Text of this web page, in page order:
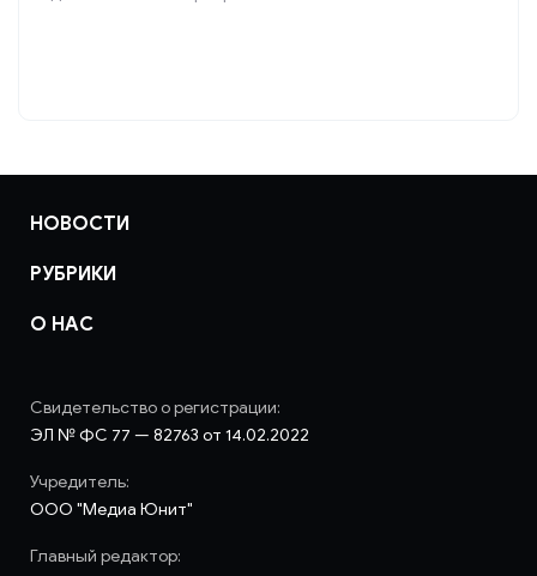
НОВОСТИ
РУБРИКИ
О НАС
Свидетельство о регистрации:
ЭЛ № ФС 77 — 82763 от 14.02.2022
Учредитель:
ООО "Медиа Юнит"
Главный редактор: